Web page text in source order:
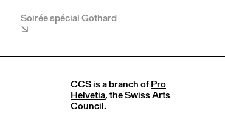
Soirée spécial Gothard
CCS is a branch ofPro
Helvetia, the Swiss Arts
Council.